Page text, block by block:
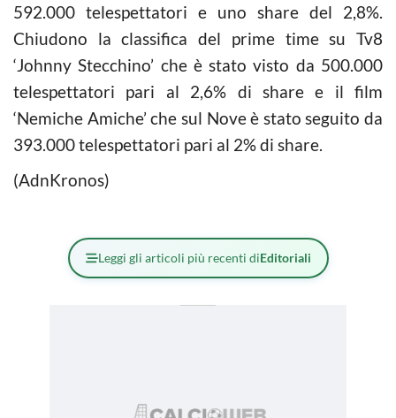
592.000 telespettatori e uno share del 2,8%.
Chiudono la classifica del prime time su Tv8
‘Johnny Stecchino’ che è stato visto da 500.000
telespettatori pari al 2,6% di share e il film
‘Nemiche Amiche’ che sul Nove è stato seguito da
393.000 telespettatori pari al 2% di share.
(AdnKronos)
Leggi gli articoli più recenti diEditoriali